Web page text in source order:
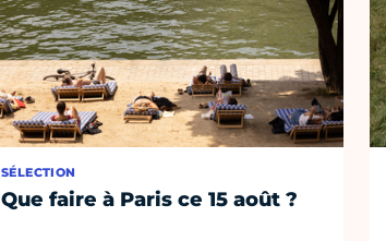
SÉLECTION
Que faire à Paris ce 15 août ?